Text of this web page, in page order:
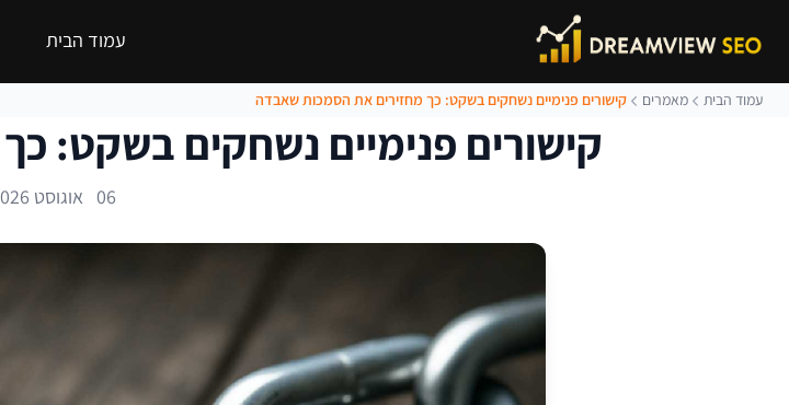
עמוד הבית
עמוד הבית מאמרים קישורים פנימיים נשחקים בשקט: כך מחזירים את הסמכות שאבדה
קישורים פנימיים נשחקים בשקט:
06 אוגוסט 2026